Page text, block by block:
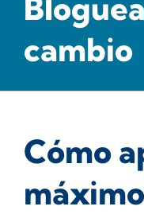
cambio
Cómo